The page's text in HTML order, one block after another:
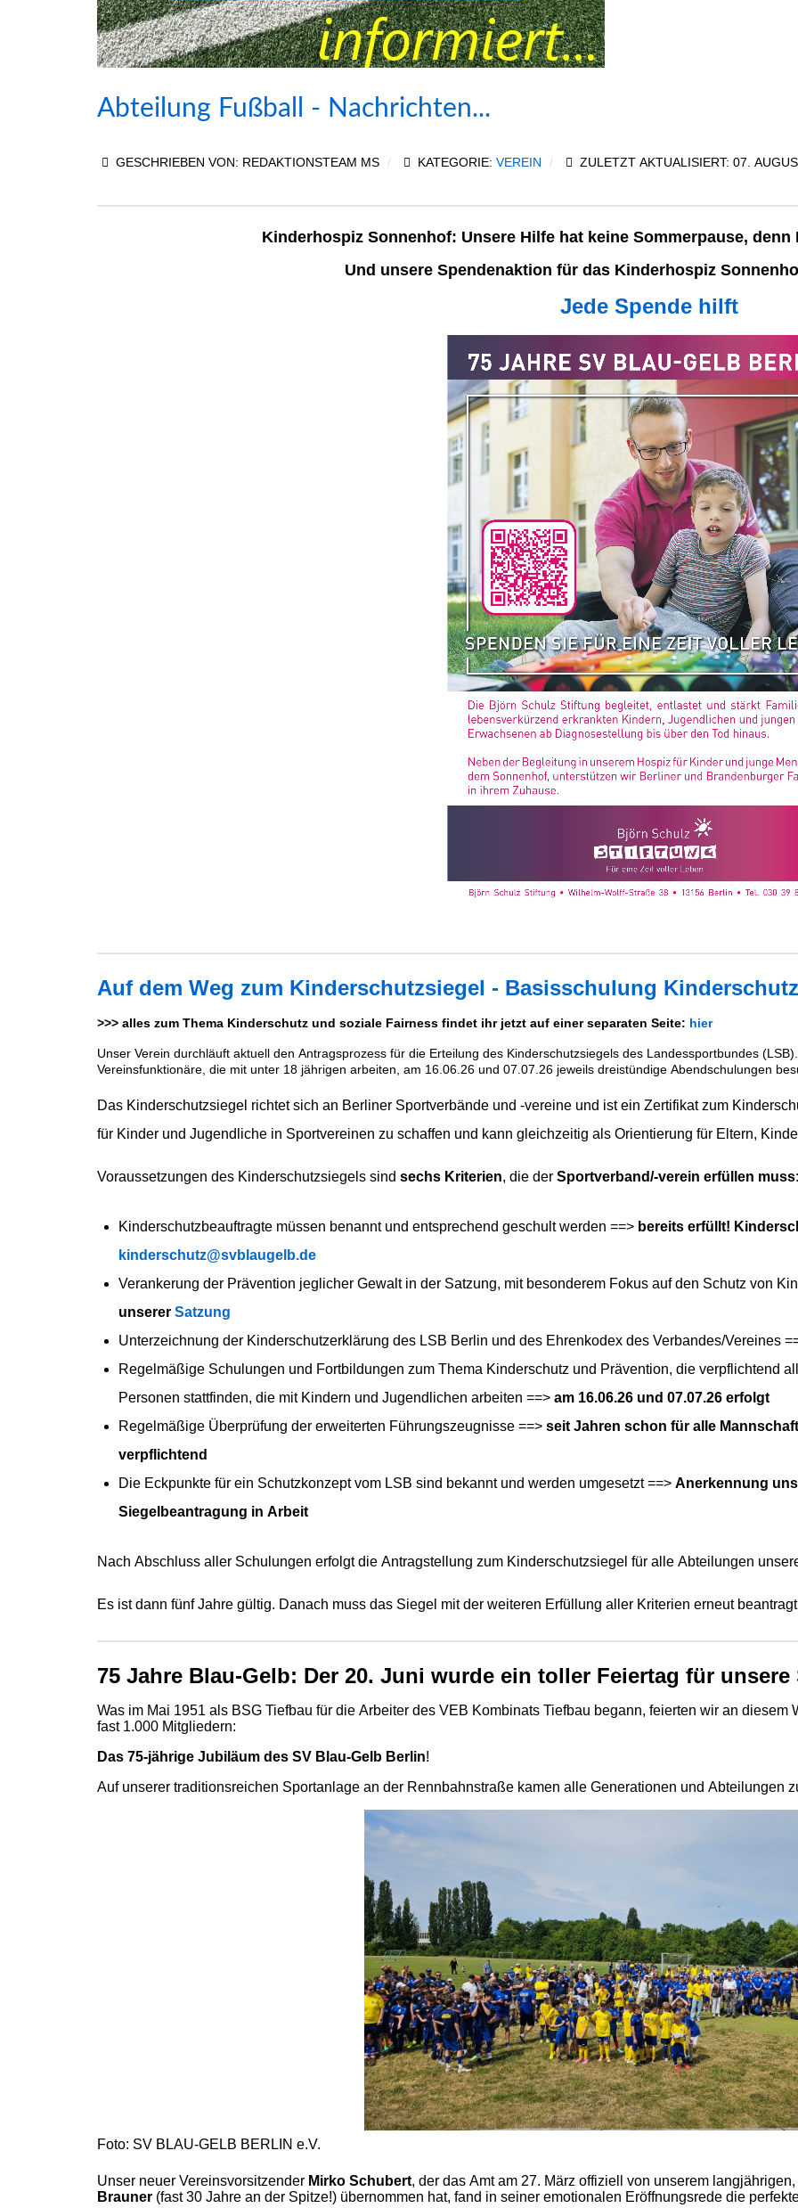
Abteilung Fußball - Nachrichten...
GESCHRIEBEN VON: REDAKTIONSTEAM MS KATEGORIE: VEREIN ZULETZT AKTUALISIERT: 07.
Kinderhospiz Sonnenhof: Unsere Hilfe hat keine Sommerpause,
Und unsere Spendenaktion für das Kinderhospiz
Jede Spende hilft
Auf dem Weg zum Kinderschutzsiegel - Basisschulung Kinderschutz
>>> alles zum Thema Kinderschutz und soziale Fairness findet ihr jetzt auf einer separaten Seite: hier
Unser Verein durchläuft aktuell den Antragsprozess für die Erteilung des Kinderschutzsiegels des Landessportbundes
Vereinsfunktionäre, die mit unter 18 jährigen arbeiten, am 16.06.26 und 07.07.26 jeweils dreistündige Abendschulungen
Das Kinderschutzsiegel richtet sich an Berliner Sportverbände und -vereine und ist ein Zertifikat zum
für Kinder und Jugendliche in Sportvereinen zu schaffen und kann gleichzeitig als Orientierung für Eltern,
Voraussetzungen des Kinderschutzsiegels sind sechs Kriterien, die der Sportverband/-verein erfüllen muss:
Kinderschutzbeauftragte müssen benannt und entsprechend geschult werden ==> bereits erfüllt!
kinderschutz@svblaugelb.de
Verankerung der Prävention jeglicher Gewalt in der Satzung, mit besonderem Fokus auf den Schutz von
unserer Satzung
Unterzeichnung der Kinderschutzerklärung des LSB Berlin und des Ehrenkodex des Verbandes/Vereines
Regelmäßige Schulungen und Fortbildungen zum Thema Kinderschutz und Prävention, die verpflichtend
Personen stattfinden, die mit Kindern und Jugendlichen arbeiten ==> am 16.06.26 und 07.07.26 erfolgt
Regelmäßige Überprüfung der erweiterten Führungszeugnisse ==> seit Jahren schon für alle
verpflichtend
Die Eckpunkte für ein Schutzkonzept vom LSB sind bekannt und werden umgesetzt ==> Anerkennung
Siegelbeantragung in Arbeit
Nach Abschluss aller Schulungen erfolgt die Antragstellung zum Kinderschutzsiegel für alle Abteilungen
Es ist dann fünf Jahre gültig. Danach muss das Siegel mit der weiteren Erfüllung aller Kriterien erneut
75 Jahre Blau-Gelb: Der 20. Juni wurde ein toller Feiertag für
Was im Mai 1951 als BSG Tiefbau für die Arbeiter des VEB Kombinats Tiefbau begann, feierten wir an
fast 1.000 Mitgliedern:
Das 75-jährige Jubiläum des SV Blau-Gelb Berlin!
Auf unserer traditionsreichen Sportanlage an der Rennbahnstraße kamen alle Generationen und Abteilungen
Foto: SV BLAU-GELB BERLIN e.V.
Unser neuer Vereinsvorsitzender Mirko Schubert, der das Amt am 27. März offiziell von unserem langjährigen,
Brauner (fast 30 Jahre an der Spitze!) übernommen hat, fand in seiner emotionalen Eröffnungsrede die